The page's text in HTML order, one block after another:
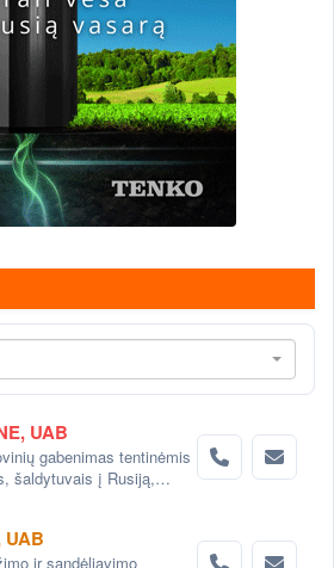
UAB
gabenimas tentinėmis
šaldytuvais į Rusiją,
UAB
ir sandėliavimo